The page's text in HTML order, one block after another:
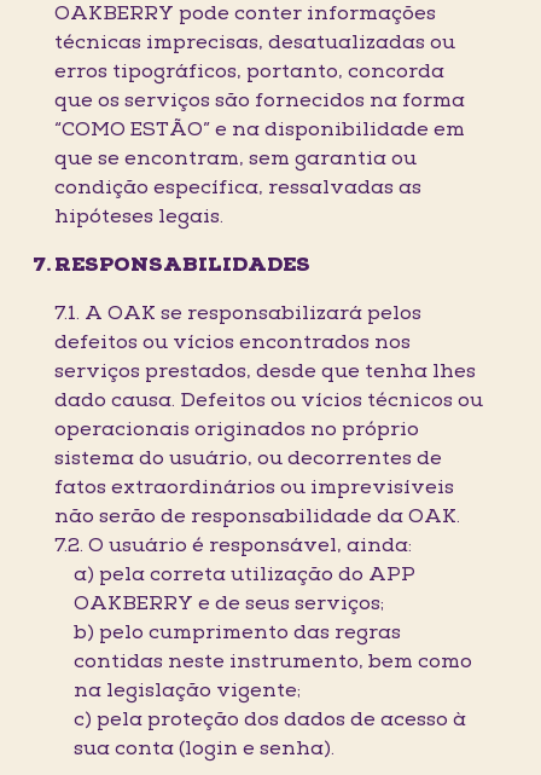
OAKBERRY pode conter informações
técnicas imprecisas, desatualizadas ou
erros tipográficos, portanto, concorda
que os serviços são fornecidos na forma
“COMO ESTÃO” e na disponibilidade em
que se encontram, sem garantia ou
condição específica, ressalvadas as
hipóteses legais.
RESPONSABILIDADES
7.1. A OAK se responsabilizará pelos
defeitos ou vícios encontrados nos
serviços prestados, desde que tenha lhes
dado causa. Defeitos ou vícios técnicos ou
operacionais originados no próprio
sistema do usuário, ou decorrentes de
fatos extraordinários ou imprevisíveis
não serão de responsabilidade da OAK.
7.2. O usuário é responsável, ainda:
a) pela correta utilização do APP
OAKBERRY e de seus serviços;
b) pelo cumprimento das regras
contidas neste instrumento, bem como
na legislação vigente;
c) pela proteção dos dados de acesso à
sua conta (login e senha).